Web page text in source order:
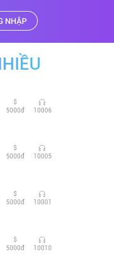
$
5000đ
10006
$
5000đ
10005
$
5000đ
10001
$
5000đ
10010